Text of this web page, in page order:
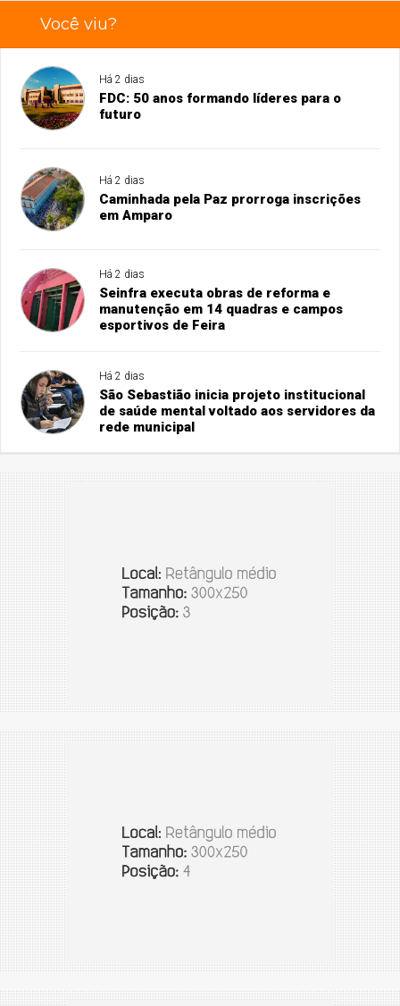
Você viu?
Há 2 dias
FDC: 50 anos formando líderes para o
futuro
Há 2 dias
Caminhada pela Paz prorroga inscrições
em Amparo
Há 2 dias
Seinfra executa obras de reforma e
manutenção em 14 quadras e campos
esportivos de Feira
Há 2 dias
São Sebastião inicia projeto institucional
de saúde mental voltado aos servidores da
rede municipal